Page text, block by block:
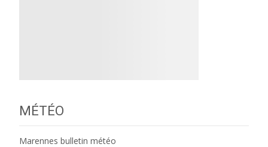
MÉTÉO
Marennes bulletin météo